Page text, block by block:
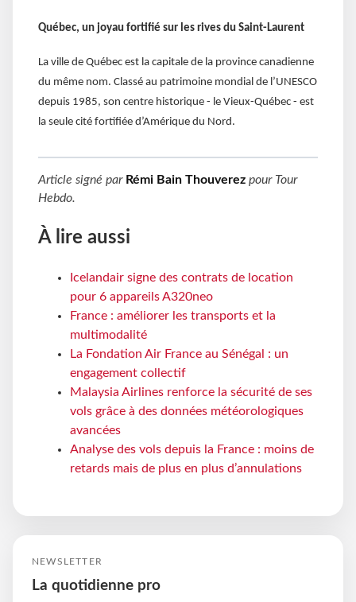
Québec, un joyau fortifié sur les rives du Saint-Laurent
La ville de Québec est la capitale de la province canadienne
du même nom. Classé au patrimoine mondial de l’UNESCO
depuis 1985, son centre historique - le Vieux-Québec - est
la seule cité fortifiée d’Amérique du Nord.
Article signé par Rémi Bain Thouverez pour Tour
Hebdo.
À lire aussi
Icelandair signe des contrats de location
pour 6 appareils A320neo
France : améliorer les transports et la
multimodalité
La Fondation Air France au Sénégal : un
engagement collectif
Malaysia Airlines renforce la sécurité de ses
vols grâce à des données météorologiques
avancées
Analyse des vols depuis la France : moins de
retards mais de plus en plus d’annulations
NEWSLETTER
La quotidienne pro